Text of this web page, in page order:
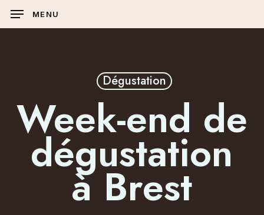
MENU
Dégustation
Week-end de
dégustation
à Brest